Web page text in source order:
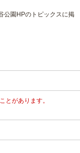
公園HPのトピックスに掲
とがあります。